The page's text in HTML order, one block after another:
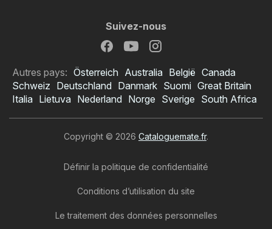
Suivez-nous
Autres pays: Österreich Australia België Canada
Schweiz Deutschland Danmark Suomi Great Britain
Italia Lietuva Nederland Norge Sverige South Africa
Copyright © 2026 Cataloguemate.fr.
Définir la politique de confidentialité
Conditions d’utilisation du site
Le traitement des données personnelles